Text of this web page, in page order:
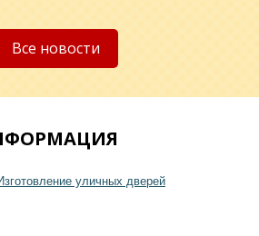
Все новости
уличных дверей